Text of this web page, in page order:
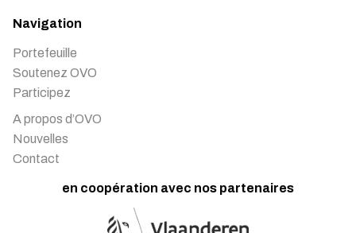
Navigation
Portefeuille
Soutenez OVO
Participez
A propos d’OVO
Nouvelles
Contact
en coopération avec nos partenaires